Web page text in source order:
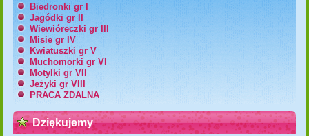
Biedronki gr I
Jagódki gr II
Wiewióreczki gr III
Misie gr IV
Kwiatuszki gr V
Muchomorki gr VI
Motylki gr VII
Jeżyki gr VIII
PRACA ZDALNA
Dziękujemy